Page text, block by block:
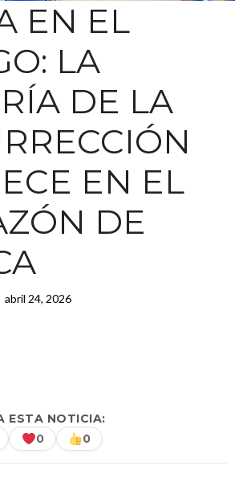
EN EL
LA
DE LA
EN EL
DE
abril 24, 2026
ESTA NOTICIA:
0 0